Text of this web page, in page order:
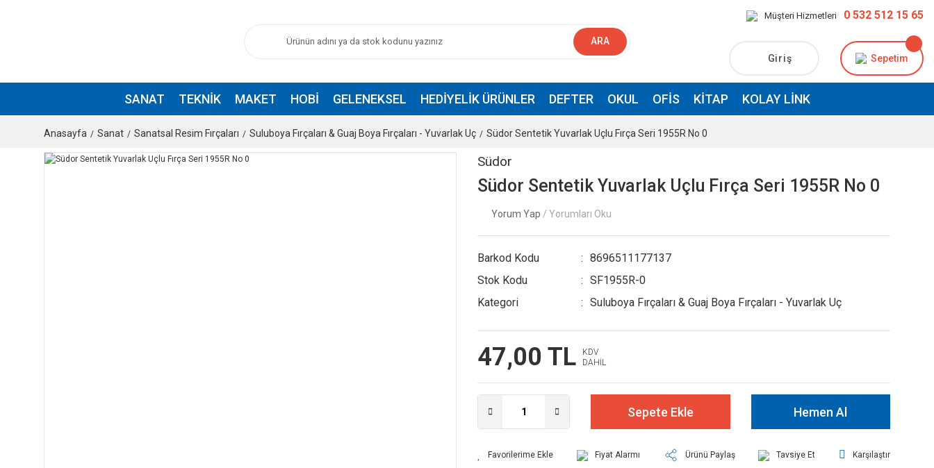
ARA
Müşteri Hizmetleri 0 532 512 15 65
Giriş Sepetim
SANAT TEKNIK MAKET HOBI GELENEKSEL HEDIYELIK ÜRÜNLER DEFTER OKUL OFIS KITAP KOLAY LINK
Anasayfa Sanat Sanatsal Resim Fırçaları Suluboya Fırçaları & Guaj Boya Fırçaları - Yuvarlak Uç Südor Sentetik Yuvarlak Uçlu Fırça Seri 1955R No 0
Südor
Südor Sentetik Yuvarlak Uçlu Fırça Seri 1955R No 0
Yorum Yap / Yorumları Oku
Barkod Kodu
8696511177137
Stok Kodu
SF1955R-0
Kategori
Suluboya Fırçaları & Guaj Boya Fırçaları - Yuvarlak Uç
47,00 TL
KDV
DAHİL
Sepete Ekle Hemen Al
Fiyat Alarmı Ürünü Paylaş Tavsiye Et Karşılaştır